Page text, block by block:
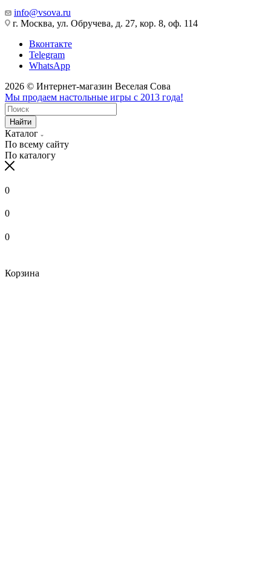
info@vsova.ru
г. Москва, ул. Обручева, д. 27, кор. 8, оф. 114
Вконтакте
Telegram
WhatsApp
2026 © Интернет-магазин Веселая Сова
Мы продаем настольные игры с 2013 года!
Найти
Каталог
По всему сайту
По каталогу
0
0
0
Корзина